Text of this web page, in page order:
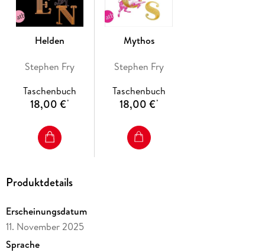
Helden
Stephen Fry
Taschenbuch
18,00 €*
Mythos
Stephen Fry
Taschenbuch
18,00 €*
Produktdetails
Erscheinungsdatum
11. November 2025
Sprache